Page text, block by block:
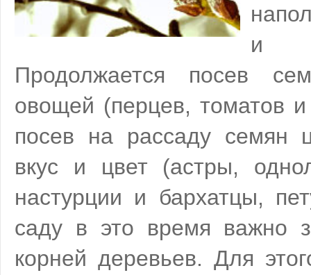
и
Продолжается посев
овощей (перцев, томатов
посев на рассаду семян
вкус и цвет (астры,
настурции и бархатцы,
саду в это время важно
корней деревьев. Для